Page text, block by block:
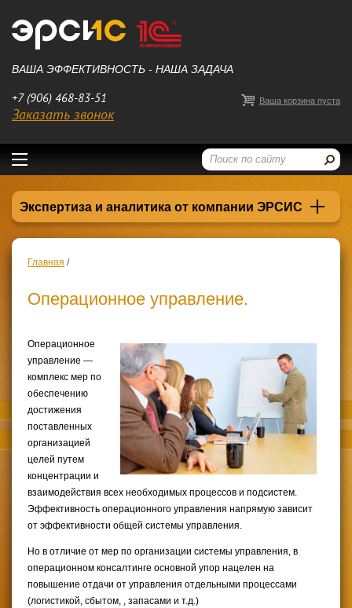
Ваша корзина пуста
+7 (906) 468-83-51
Заказать звонок
ВАША ЭФФЕКТИВНОСТЬ - НАША ЗАДАЧА
Экспертиза и аналитика от компании ЭРСИС
Главная /
Операционное управление.
Операционное
управление —
комплекс мер по
обеспечению
достижения
поставленных
организацией
целей путем
концентрации и
взаимодействия всех необходимых процессов и подсистем.
Эффективность операционного управления напрямую зависит
от эффективности общей системы управления.
Но в отличие от мер по организации системы управления, в
операционном консалтинге основной упор нацелен на
повышение отдачи от управления отдельными процессами
(логистикой, сбытом, , запасами и т.д.)